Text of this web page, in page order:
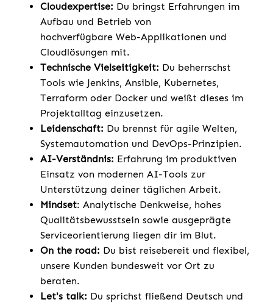
Cloudexpertise: Du bringst Erfahrungen im
Aufbau und Betrieb von
hochverfügbare Web-Applikationen und
Cloudlösungen mit.
Technische Vielseitigkeit: Du beherrschst
Tools wie Jenkins, Ansible, Kubernetes,
Terraform oder Docker und weißt dieses im
Projektalltag einzusetzen.
Leidenschaft: Du brennst für agile Welten,
Systemautomation und DevOps-Prinzipien.
AI-Verständnis: Erfahrung im produktiven
Einsatz von modernen AI-Tools zur
Unterstützung deiner täglichen Arbeit.
Mindset: Analytische Denkweise, hohes
Qualitätsbewusstsein sowie ausgeprägte
Serviceorientierung liegen dir im Blut.
On the road: Du bist reisebereit und flexibel,
unsere Kunden bundesweit vor Ort zu
beraten.
Let's talk: Du sprichst fließend Deutsch und